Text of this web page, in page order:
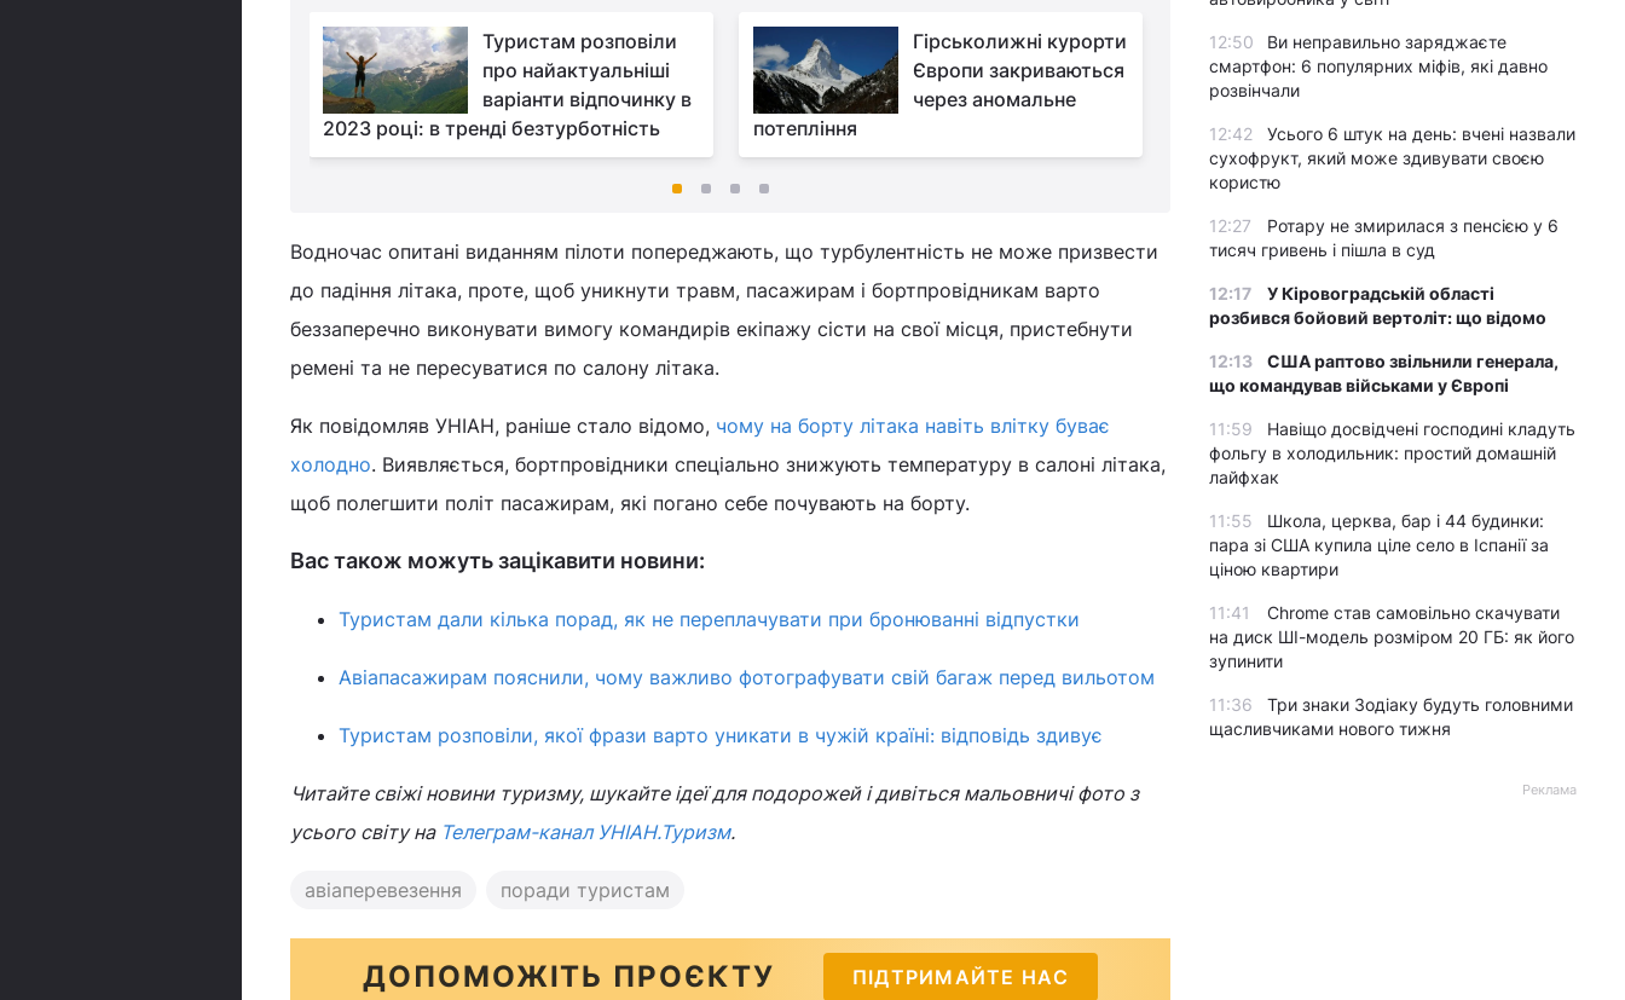
Туристам розповіли
про найактуальніші
варіанти відпочинку в
2023 році: в тренді безтурботність
Гірськолижні курорти
Європи закриваються
через аномальне
потепління
Китай образився на
країни, що вводять
для китайських туристів
Водночас опитані виданням пілоти попереджають, що турбулентність не може призвести
до падіння літака, проте, щоб уникнути травм, пасажирам і бортпровідникам варто
беззаперечно виконувати вимогу командирів екіпажу сісти на свої місця, пристебнути
ремені та не пересуватися по салону літака.
Як повідомляв УНІАН, раніше стало відомо, чому на борту літака навіть влітку буває
холодно. Виявляється, бортпровідники спеціально знижують температуру в салоні літака,
щоб полегшити політ пасажирам, які погано себе почувають на борту.
Вас також можуть зацікавити новини:
Туристам дали кілька порад, як не переплачувати при бронюванні відпустки
Авіапасажирам пояснили, чому важливо фотографувати свій багаж перед вильотом
Туристам розповіли, якої фрази варто уникати в чужій країні: відповідь здивує
Читайте свіжі новини туризму, шукайте ідеї для подорожей і дивіться мальовничі фото з
усього світу на Телеграм-канал УНІАН.Туризм.
авіаперевезення поради туристам
ДОПОМОЖІТЬ ПРОЄКТУ ПІДТРИМАЙТЕ НАС
12:50
Ви неправильно заряджаєте
смартфон: 6 популярних міфів, які давно
розвінчали
12:42
Усього 6 штук на день: вчені назвали
сухофрукт, який може здивувати своєю
користю
12:27
Ротару не змирилася з пенсією у 6
тисяч гривень і пішла в суд
12:17
У Кіровоградській області
розбився бойовий вертоліт: що відомо
12:13
США раптово звільнили генерала,
що командував військами у Європі
11:59
Навіщо досвідчені господині кладуть
фольгу в холодильник: простий домашній
лайфхак
11:55
Школа, церква, бар і 44 будинки:
пара зі США купила ціле село в Іспанії за
ціною квартири
11:41
Chrome став самовільно скачувати
на диск ШІ-модель розміром 20 ГБ: як його
зупинити
11:36
Три знаки Зодіаку будуть головними
щасливчиками нового тижня
Реклама